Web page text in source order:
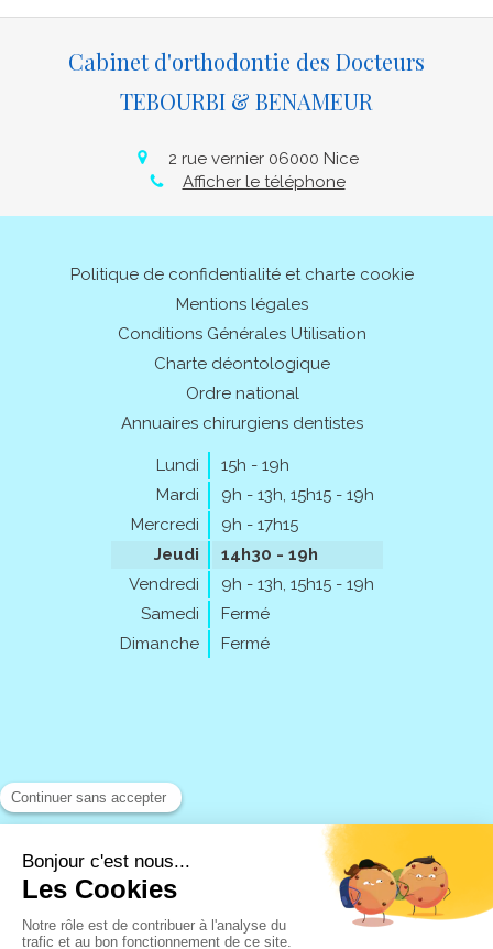
Cabinet d'orthodontie des Docteurs
TEBOURBI & BENAMEUR
2 rue vernier 06000 Nice
Afficher le téléphone
Politique de confidentialité et charte cookie
Mentions légales
Conditions Générales Utilisation
Charte déontologique
Ordre national
Annuaires chirurgiens dentistes
Lundi
15h - 19h
Mardi
9h - 13h, 15h15 - 19h
Mercredi
9h - 17h15
Jeudi
14h30 - 19h
Vendredi
9h - 13h, 15h15 - 19h
Samedi
Fermé
Dimanche
Fermé